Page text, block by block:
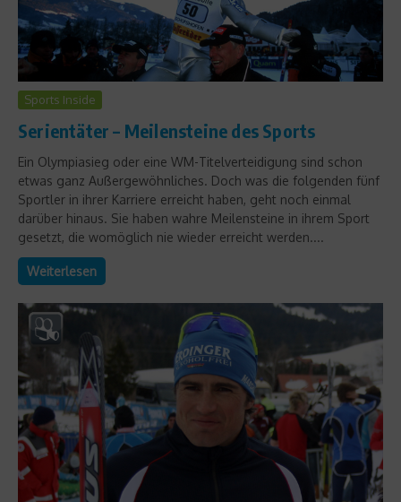
Sports Inside
Serientäter – Meilensteine des Sports
Ein Olympiasieg oder eine WM-Titelverteidigung sind schon
etwas ganz Außergewöhnliches. Doch was die folgenden fünf
Sportler in ihrer Karriere erreicht haben, geht noch einmal
darüber hinaus. Sie haben wahre Meilensteine in ihrem Sport
gesetzt, die womöglich nie wieder erreicht werden....
Weiterlesen